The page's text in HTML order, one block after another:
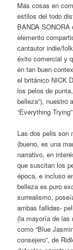
Más cosas en
estilos del todo
BANDA
elemento
cantautor indie/
éxito comercial y
en tan buen
el británico NICK
los pelos de
belleza”), nuestro
“Everything
Las dos pelis son
(bueno, es una
narrativo, en
que suscitan los
época, e incluso
belleza es puro
surrealismo,
ambas fallidas-
(la mayoría de las
como “Blue
consejero”, de